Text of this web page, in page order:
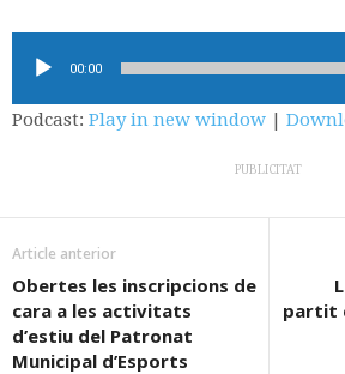
d'àudio00:00
Podcast: Play in new window |
PUBLICITAT
Article anterior
Obertes les inscripcions de
cara a les activitats
d’estiu del Patronat
Municipal d’Esports
partit